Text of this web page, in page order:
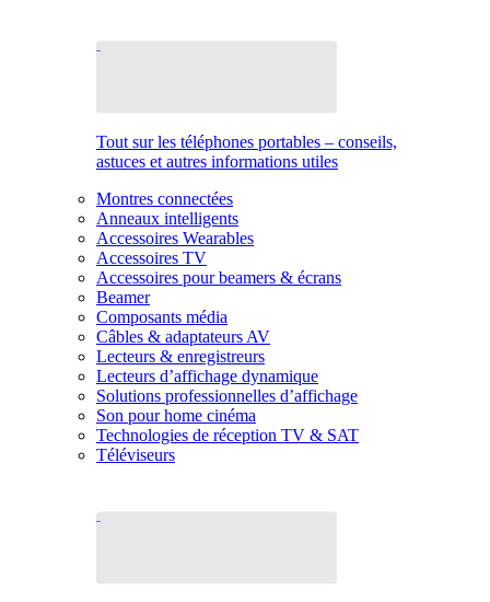
Tout sur les téléphones portables – conseils,
astuces et autres informations utiles
Montres connectées
Anneaux intelligents
Accessoires Wearables
Accessoires TV
Accessoires pour beamers & écrans
Beamer
Composants média
Câbles & adaptateurs AV
Lecteurs & enregistreurs
Lecteurs d’affichage dynamique
Solutions professionnelles d’affichage
Son pour home cinéma
Technologies de réception TV & SAT
Téléviseurs